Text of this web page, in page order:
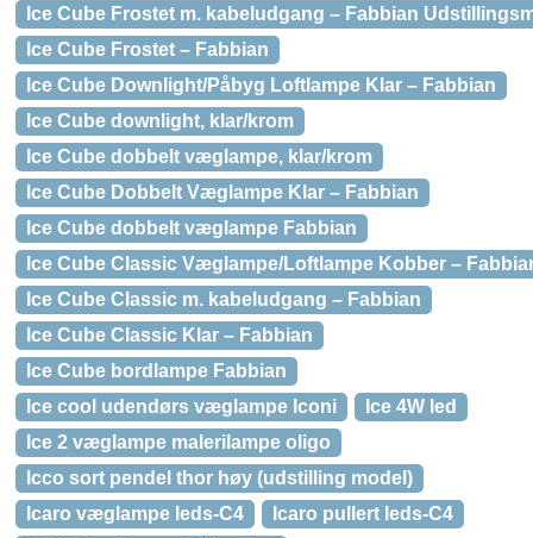
Ice Cube Frostet m. kabeludgang – Fabbian
Ice Cube Frostet – Fabbian
Ice Cube Downlight/Påbyg Loftlampe Klar – Fabbian
Ice Cube downlight, klar/krom
Ice Cube dobbelt væglampe, klar/krom
Ice Cube Dobbelt Væglampe Klar – Fabbian
Ice Cube dobbelt væglampe Fabbian
Ice Cube Classic Væglampe/Loftlampe Kobber –
Ice Cube Classic m. kabeludgang – Fabbian
Ice Cube Classic Klar – Fabbian
Ice Cube bordlampe Fabbian
Ice cool udendørs væglampe Iconi
Ice 4W led
Ice 2 væglampe malerilampe oligo
Icco sort pendel thor høy (udstilling model)
Icaro væglampe leds-C4
Icaro pullert leds-C4